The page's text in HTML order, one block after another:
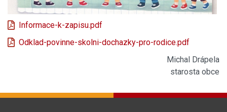
Informace-k-zapisu.pdf
Odklad-povinne-skolni-dochazky-pro-rodice.pdf
Michal Drápela
starosta obce